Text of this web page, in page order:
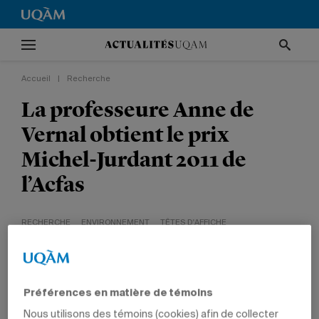
Accueil Recherche
La professeure Anne de
Vernal obtient le prix
Michel-Jurdant 2011 de
l’Acfas
RECHERCHE ENVIRONNEMENT
TÊTES D'AFFICHE
Préférences en matière de témoins
Nous utilisons des témoins (cookies) afin de collecter